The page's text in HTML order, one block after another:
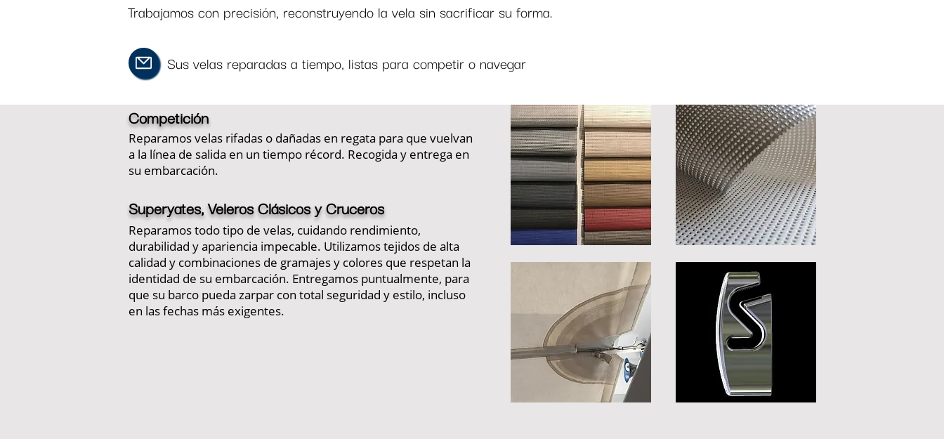
Trabajamos con precisión, reconstruyendo la vela sin sacrificar su forma.
Sus velas reparadas a tiempo, listas para competir o navegar
Competición
Reparamos velas rifadas o dañadas en regata para que vuelvan
a la línea de salida en un tiempo récord. Recogida y entrega en
su embarcación.
Superyates, Veleros Clásicos y Cruceros
Reparamos todo tipo de velas, cuidando rendimiento,
durabilidad y apariencia impecable. Utilizamos tejidos de alta
calidad y combinaciones de gramajes y colores que respetan la
identidad de su embarcación. Entregamos puntualmente, para
que su barco pueda zarpar con total seguridad y estilo, incluso
en las fechas más exigentes.